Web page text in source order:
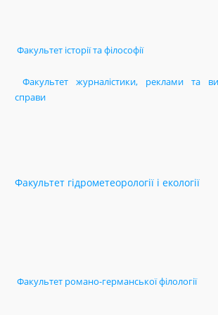
Факультет історії та філософії
Факультет журналістики, реклами та
справи
Факультет гідрометеорології і екології
Факультет романо-германської філології